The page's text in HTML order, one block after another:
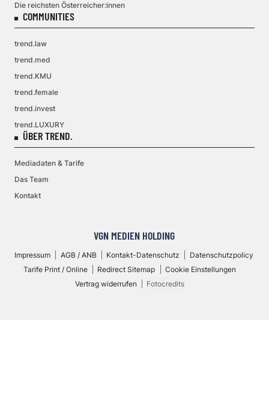
Die reichsten Österreicher:innen
COMMUNITIES
trend.law
trend.med
trend.KMU
trend.female
trend.invest
trend.LUXURY
ÜBER TREND.
Mediadaten & Tarife
Das Team
Kontakt
VGN MEDIEN HOLDING
Impressum AGB / ANB Kontakt-Datenschutz
Datenschutzpolicy
Tarife Print / Online
Redirect Sitemap
Cookie Einstellungen
Vertrag widerrufen
Fotocredits